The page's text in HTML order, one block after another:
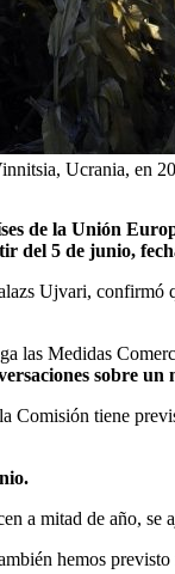
Ucrania, en
de la Unión
del 5 de junio,
Ujvari, confirmó
las Medidas
sobre un
Comisión tiene
a mitad de año,
hemos